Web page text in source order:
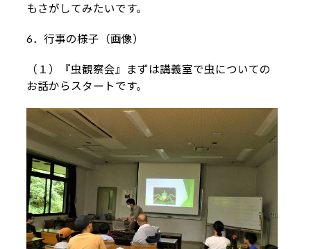
もさがしてみたいです。
6．行事の様子（画像）
（１）『虫観察会』まずは講義室で虫についての
お話からスタートです。